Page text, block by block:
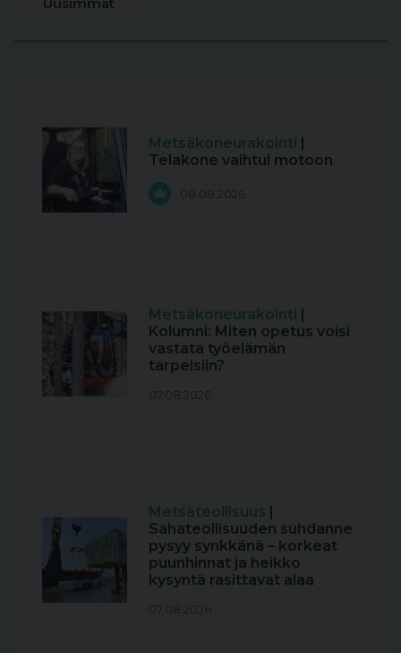
Uusimmat
Metsäkoneurakointi
Telakone vaihtui motoon
08.08.2026
Metsäkoneurakointi
Kolumni: Miten opetus voisi
vastata työelämän
tarpeisiin?
07.08.2026
Metsäteollisuus
Sahateollisuuden suhdanne
pysyy synkkänä – korkeat
puunhinnat ja heikko
kysyntä rasittavat alaa
07.08.2026